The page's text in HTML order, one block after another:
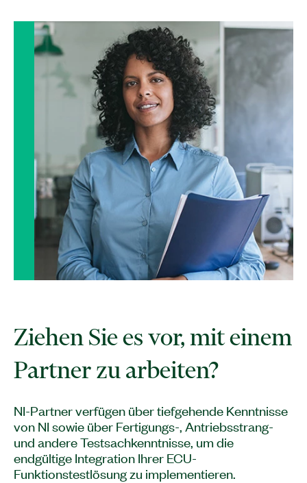
Ziehen Sie es vor, mit einem
NI-Partner verfügen über tiefgehende Kenntnisse
von NI sowie über Fertigungs-, Antriebsstrang-
und andere Testsachkenntnisse, um die
endgültige Integration Ihrer ECU-
Funktionstestlösung zu implementieren.